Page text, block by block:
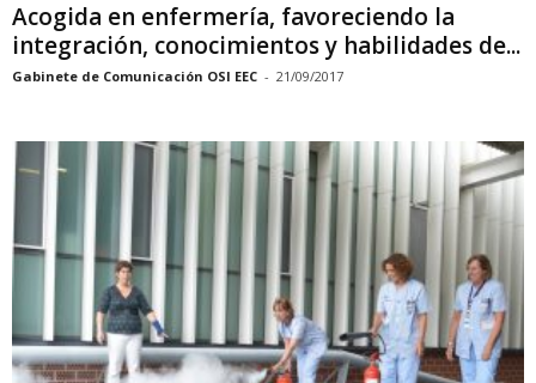
Acogida en enfermería, favoreciendo la
integración, conocimientos y habilidades de...
Gabinete de Comunicación OSI EEC - 21/09/2017